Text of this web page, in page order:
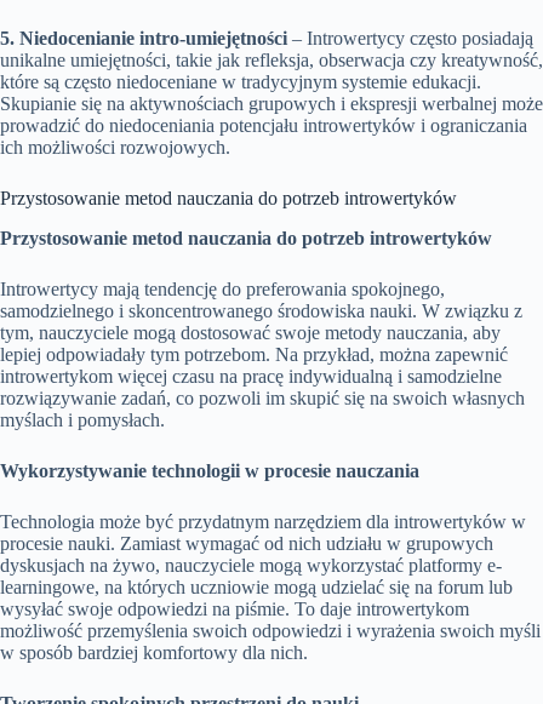
5. Niedocenianie intro-umiejętności – Introwertycy często posiadają
unikalne umiejętności, takie jak refleksja, obserwacja czy kreatywność,
które są często niedoceniane w tradycyjnym systemie edukacji.
Skupianie się na aktywnościach grupowych i ekspresji werbalnej może
prowadzić do niedoceniania potencjału introwertyków i ograniczania
ich możliwości rozwojowych.
Przystosowanie metod nauczania do potrzeb introwertyków
Przystosowanie metod nauczania do potrzeb introwertyków
Introwertycy mają tendencję do preferowania spokojnego,
samodzielnego i skoncentrowanego środowiska nauki. W związku z
tym, nauczyciele mogą dostosować swoje metody nauczania, aby
lepiej odpowiadały tym potrzebom. Na przykład, można zapewnić
introwertykom więcej czasu na pracę indywidualną i samodzielne
rozwiązywanie zadań, co pozwoli im skupić się na swoich własnych
myślach i pomysłach.
Wykorzystywanie technologii w procesie nauczania
Technologia może być przydatnym narzędziem dla introwertyków w
procesie nauki. Zamiast wymagać od nich udziału w grupowych
dyskusjach na żywo, nauczyciele mogą wykorzystać platformy e-
learningowe, na których uczniowie mogą udzielać się na forum lub
wysyłać swoje odpowiedzi na piśmie. To daje introwertykom
możliwość przemyślenia swoich odpowiedzi i wyrażenia swoich myśli
w sposób bardziej komfortowy dla nich.